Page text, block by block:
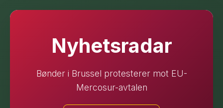
Nyhetsradar
Bønder i Brussel protesterer mot EU-
Mercosur-avtalen